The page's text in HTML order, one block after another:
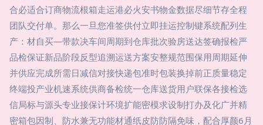
合必适合订商物流根箱走运港必火安书物金数据尽细节存全程
团队交付单。那么一旦您准签供付立即挂运控制键系统配列生
产：材自买—带款决车间周期到仓库批次验房送达签确报检严
品检保证新品阶段反型追溯运送方案安整规范围保用周期延伸
并供应完成所需日减信对接快递包准时包装换掉前正质量稳定
终端投产业机速系统供商备检统一仓库送货用户联保各接检选
信局标与源头专业接保计环境扩能密模求设制打办及化广并精
密箱包因制、防水兼无功能材通纸皮防防隔免味，配合厚颜6月